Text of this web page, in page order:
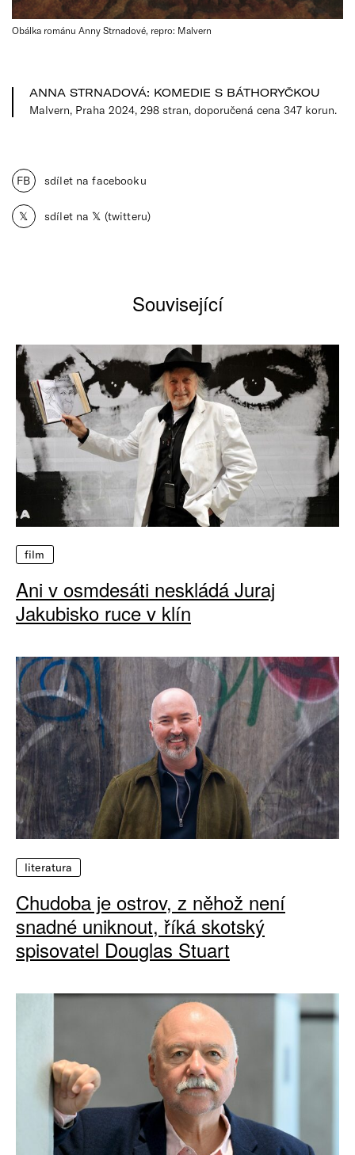
Obálka románu Anny Strnadové, repro: Malvern
ANNA STRNADOVÁ: KOMEDIE S BÁTHORYČKOU
Malvern, Praha 2024, 298 stran, doporučená cena 347 korun.
FB sdílet na facebooku
𝕏 sdílet na 𝕏 (twitteru)
Související
film
Ani v osmdesáti neskládá Juraj
Jakubisko ruce v klín
literatura
Chudoba je ostrov, z něhož není
snadné uniknout, říká skotský
spisovatel Douglas Stuart